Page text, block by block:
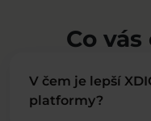
Co
V čem je lepší
platformy?